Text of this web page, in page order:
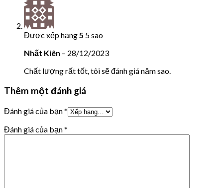
Được xếp hạng5 5 sao
Nhất Kiên – 28/12/2023
Chất lượng rất tốt, tôi sẽ đánh giá năm sao.
Thêm một đánh giá
Đánh giá của bạn*
Đánh giá của bạn*